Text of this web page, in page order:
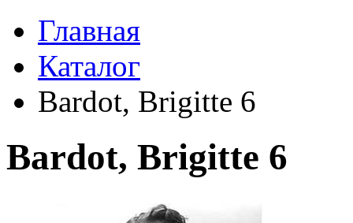
Главная
Каталог
Bardot, Brigitte 6
Bardot, Brigitte 6